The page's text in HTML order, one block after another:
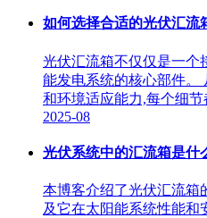
如何选择合适的光伏汇流
光伏汇流箱不仅仅是一个
能发电系统的核心部件。
和环境适应能力,每个细节
2025-08
光伏系统中的汇流箱是什
本博客介绍了光伏汇流箱
及它在太阳能系统性能和